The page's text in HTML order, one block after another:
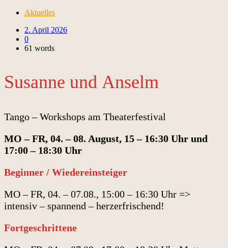
Aktuelles
2. April 2026
0
61 words
Susanne und Anselm
Tango – Workshops am Theaterfestival
MO – FR, 04. – 08. August, 15 – 16:30 Uhr und
17:00 – 18:30 Uhr
Beginner / Wiedereinsteiger
MO – FR, 04. – 07.08., 15:00 – 16:30 Uhr =>
intensiv – spannend – herzerfrischend!
Fortgeschrittene